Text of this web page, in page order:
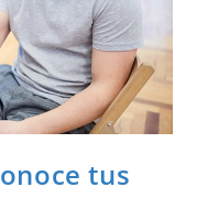
tus